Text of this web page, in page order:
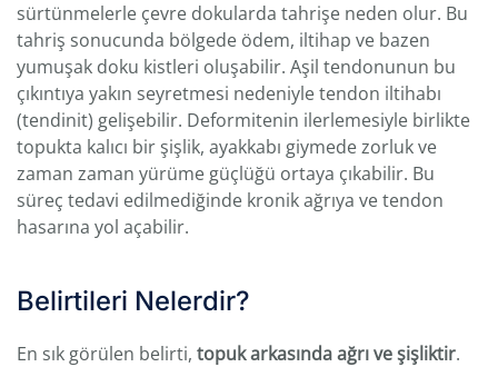
sürtünmelerle çevre dokularda tahrişe neden olur. Bu
tahriş sonucunda bölgede ödem, iltihap ve bazen
yumuşak doku kistleri oluşabilir. Aşil tendonunun bu
çıkıntıya yakın seyretmesi nedeniyle tendon iltihabı
(tendinit) gelişebilir. Deformitenin ilerlemesiyle birlikte
topukta kalıcı bir şişlik, ayakkabı giymede zorluk ve
zaman zaman yürüme güçlüğü ortaya çıkabilir. Bu
süreç tedavi edilmediğinde kronik ağrıya ve tendon
hasarına yol açabilir.
Belirtileri Nelerdir?
En sık görülen belirti, topuk arkasında ağrı ve şişliktir.